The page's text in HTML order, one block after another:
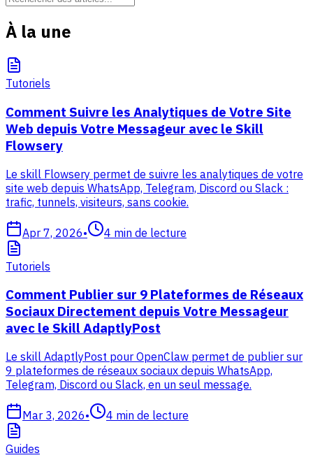
À la une
Tutoriels
Comment Suivre les Analytiques de Votre Site
Web depuis Votre Messageur avec le Skill
Flowsery
Le skill Flowsery permet de suivre les analytiques de votre
site web depuis WhatsApp, Telegram, Discord ou Slack :
trafic, tunnels, visiteurs, sans cookie.
Apr 7, 2026• 4 min de lecture
Tutoriels
Comment Publier sur 9 Plateformes de Réseaux
Sociaux Directement depuis Votre Messageur
avec le Skill AdaptlyPost
Le skill AdaptlyPost pour OpenClaw permet de publier sur
9 plateformes de réseaux sociaux depuis WhatsApp,
Telegram, Discord ou Slack, en un seul message.
Mar 3, 2026• 4 min de lecture
Guides